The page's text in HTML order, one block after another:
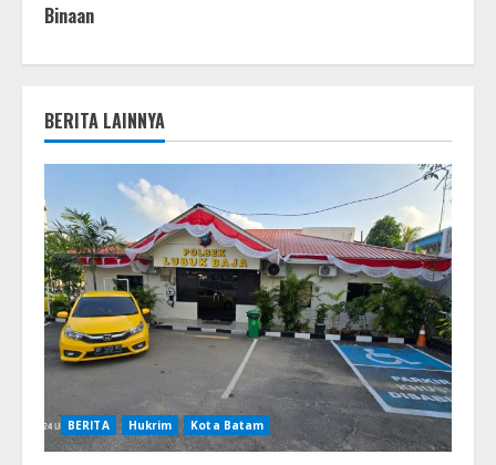
Binaan
BERITA LAINNYA
BERITA Hukrim Kota Batam